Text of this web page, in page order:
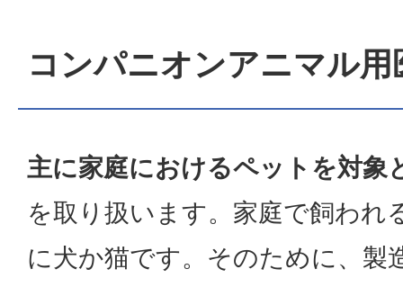
コンパニオンアニマル用
主に家庭におけるペットを対象
を取り扱います。家庭で飼われ
に犬か猫です。そのために、製